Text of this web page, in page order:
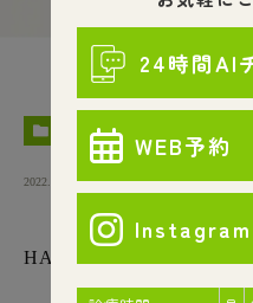
HOME ブログ スタ
STAFF
2022.01.05
HAPPY 2022!